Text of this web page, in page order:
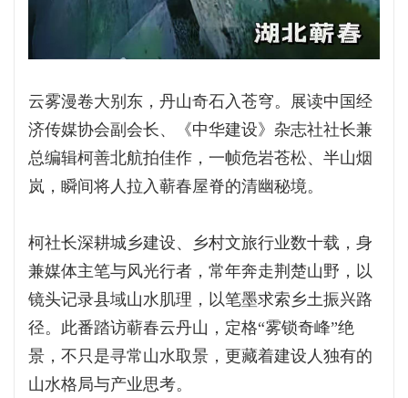
云雾漫卷大别东，丹山奇石入苍穹。展读中国经
济传媒协会副会长、《中华建设》杂志社社长兼
总编辑柯善北航拍佳作，一帧危岩苍松、半山烟
岚，瞬间将人拉入蕲春屋脊的清幽秘境。
柯社长深耕城乡建设、乡村文旅行业数十载，身
兼媒体主笔与风光行者，常年奔走荆楚山野，以
镜头记录县域山水肌理，以笔墨求索乡土振兴路
径。此番踏访蕲春云丹山，定格“雾锁奇峰”绝
景，不只是寻常山水取景，更藏着建设人独有的
山水格局与产业思考。